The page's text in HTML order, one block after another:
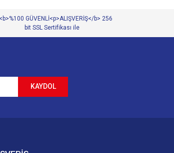
KAYDOL